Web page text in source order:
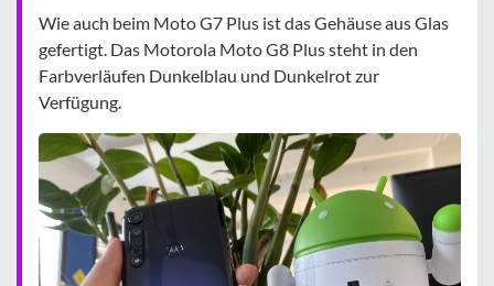
Wie auch beim Moto G7 Plus ist das Gehäuse aus Glas
gefertigt. Das Motorola Moto G8 Plus steht in den
Farbverläufen Dunkelblau und Dunkelrot zur
Verfügung.